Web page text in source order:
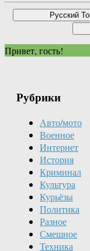
Привет, гость!
Рубрики
Авто/мото
Военное
Интернет
История
Криминал
Культура
Курьёзы
Политика
Разное
Смешное
Техника